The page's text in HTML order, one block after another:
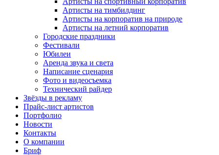
Артисты на тимбилдинг
Артисты на корпоратив на природе
Артисты на летний корпоратив
Городские праздники
Фестивали
Юбилеи
Аренда звука и света
Написание сценария
Фото и видеосъемка
Технический райдер
Звёзды в рекламу
Прайс-лист артистов
Портфолио
Новости
Контакты
О компании
Бриф